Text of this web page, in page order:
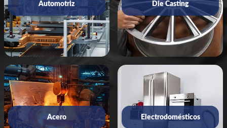
Automotriz Die Casting
Acero Electrodomésticos